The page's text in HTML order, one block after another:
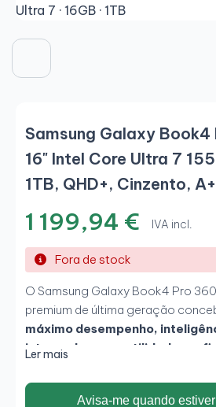
Samsung Galaxy
16" Intel Core Ultra 7
1TB, QHD+, Cinzento, A+
1 199,94 € IVA incl.
Fora de stock
O Samsung Galaxy Book4 Pro
premium de última geração
máximo desempenho,
integrada e versatilidade
acompanhado de16GB de
Ler mais
Avisa-me quando